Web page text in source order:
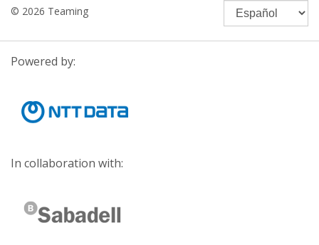
© 2026 Teaming
Powered by:
In collaboration with: